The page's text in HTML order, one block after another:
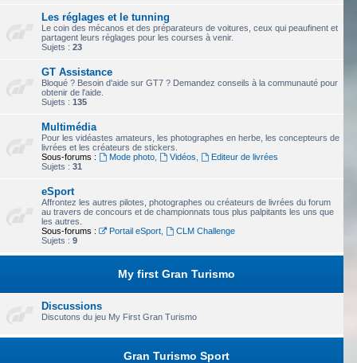
Les réglages et le tunning
Le coin des mécanos et des préparateurs de voitures, ceux qui peaufinent et
partagent leurs réglages pour les courses à venir.
Sujets : 23
GT Assistance
Bloqué ? Besoin d'aide sur GT7 ? Demandez conseils à la communauté pour
obtenir de l'aide.
Sujets : 135
Multimédia
Pour les vidéastes amateurs, les photographes en herbe, les concepteurs de
livrées et les créateurs de stickers.
Sous-forums :
Mode photo, Vidéos
Editeur de livrées
Sujets : 31
eSport
Affrontez les autres pilotes, photographes ou créateurs de livrées du forum
au travers de concours et de championnats tous plus palpitants les uns que
les autres.
Sous-forums :
Portail eSport,
CLM Challenge
Sujets : 9
My first Gran Turismo
Discussions
Discutons du jeu My First Gran Turismo
Gran Turismo Sport